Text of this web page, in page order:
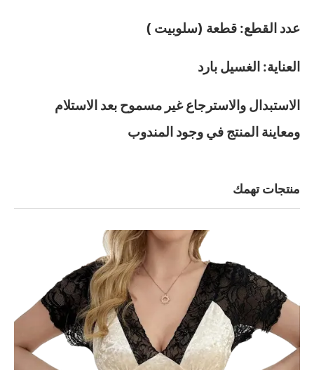
عدد القطع: قطعة (سلوبيت )
العناية: الغسيل بارد
الاستبدال والاسترجاع غير مسموح بعد الاستلام
ومعاينة المنتج في وجود المندوب
منتجات تهمك